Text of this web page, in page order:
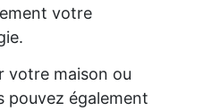
votre
votre maison ou
pouvez également